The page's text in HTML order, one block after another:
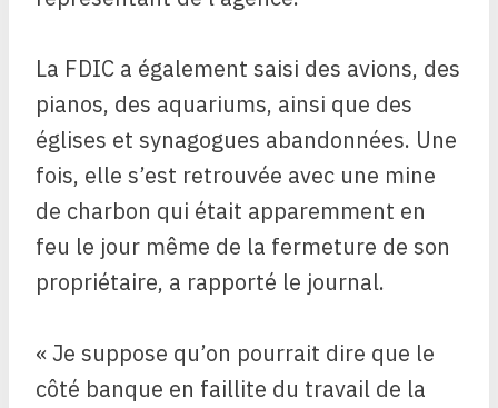
La FDIC a également saisi des avions, des
pianos, des aquariums, ainsi que des
églises et synagogues abandonnées. Une
fois, elle s’est retrouvée avec une mine
de charbon qui était apparemment en
feu le jour même de la fermeture de son
propriétaire, a rapporté le journal.
« Je suppose qu’on pourrait dire que le
côté banque en faillite du travail de la